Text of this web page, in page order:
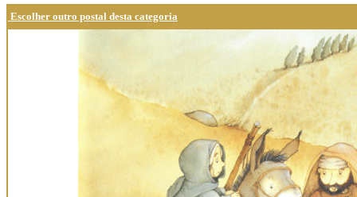
Escolher outro postal desta categoria